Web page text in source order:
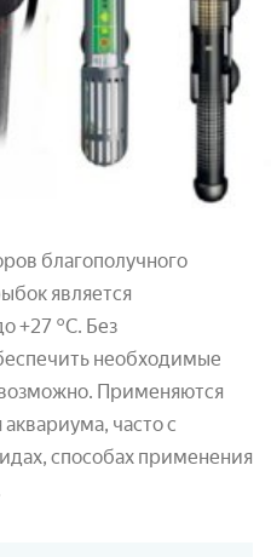
благополучного
является
+27 °C. Без
необходимые
Применяются
часто с
способах применения